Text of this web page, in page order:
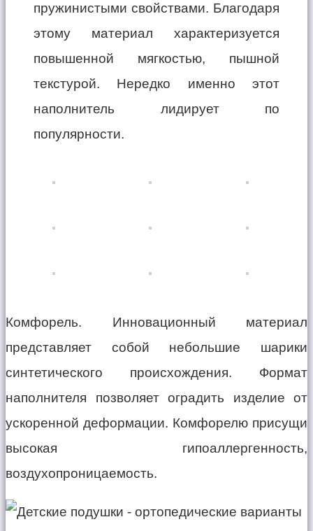
пружинистыми свойствами. Благодаря
этому материал характеризуется
повышенной мягкостью, пышной
текстурой. Нередко именно этот
наполнитель лидирует по
популярности.
Комфорель. Инновационный материал
представляет собой небольшие шарики
синтетического происхождения. Формат
наполнителя позволяет оградить изделие от
ускоренной деформации. Комфорелю присущи
высокая гипоаллергенность,
воздухопроницаемость.